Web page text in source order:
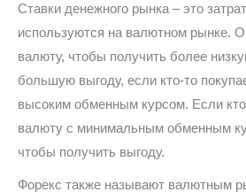
Ставки денежного рынка – это
используются на валютном рынке.
валюту, чтобы получить более
большую выгоду, если кто-то
высоким обменным курсом. Если
валюту с минимальным обменным
чтобы получить выгоду.
Форекс также называют валютным